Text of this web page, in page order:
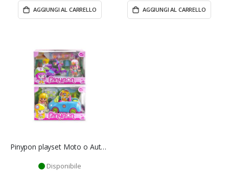
AGGIUNGI AL CARRELLO AGGIUNGI AL CARRELLO
Pinypon playset Moto o Auto - Famosa
Disponibile